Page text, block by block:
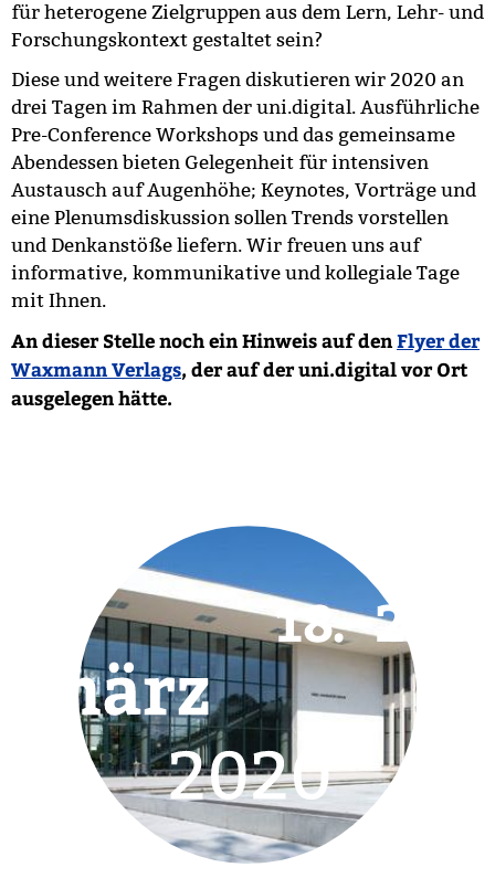
für heterogene Zielgruppen aus dem Lern, Lehr- und
Forschungskontext gestaltet sein?
Diese und weitere Fragen diskutieren wir 2020 an
drei Tagen im Rahmen der uni.digital. Ausführliche
Pre-Conference Workshops und das gemeinsame
Abendessen bieten Gelegenheit für intensiven
Austausch auf Augenhöhe; Keynotes, Vorträge und
eine Plenumsdiskussion sollen Trends vorstellen
und Denkanstöße liefern. Wir freuen uns auf
informative, kommunikative und kollegiale Tage
mit Ihnen.
An dieser Stelle noch ein Hinweis auf denFlyer der
Waxmann Verlags, der auf der uni.digital vor Ort
ausgelegen hätte.